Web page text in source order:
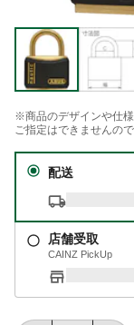
※商品のデザインや仕様
ご指定はできませんの
配送
店舗受取
CAINZ PickUp